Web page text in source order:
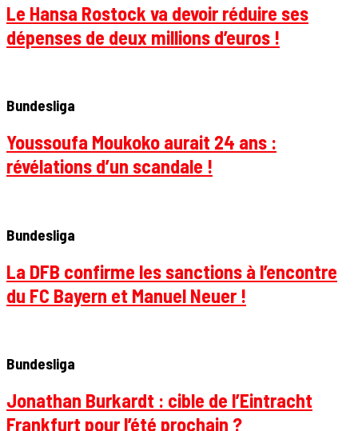
Le Hansa Rostock va devoir réduire ses
dépenses de deux millions d’euros !
Bundesliga
Youssoufa Moukoko aurait 24 ans :
révélations d’un scandale !
Bundesliga
La DFB confirme les sanctions à l’encontre
du FC Bayern et Manuel Neuer !
Bundesliga
Jonathan Burkardt : cible de l’Eintracht
Frankfurt pour l’été prochain ?